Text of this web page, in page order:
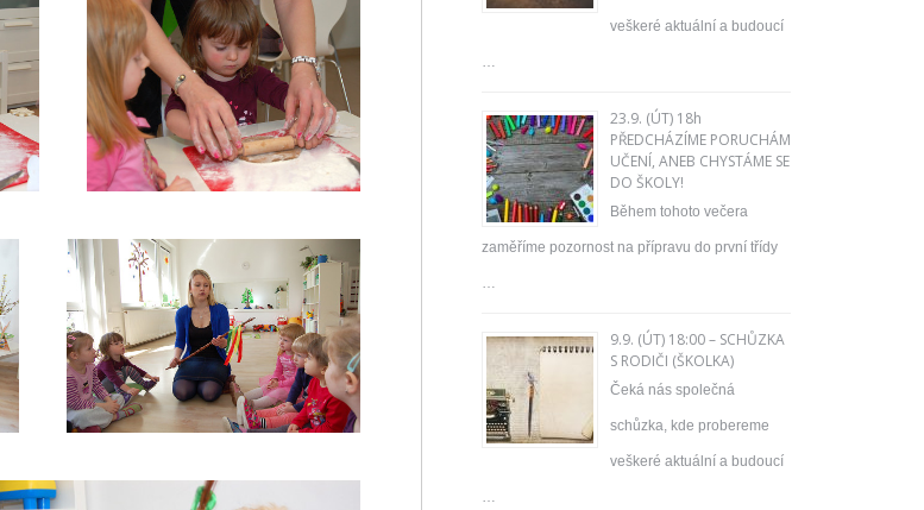
PEČENÍ-PERNÍČKŮ7
VYPRÁVĚNÍ-O-
VELIKONOCÍCH,–
ŘÍKÁNÍ-KOLEDY2
veškeré aktuální a budoucí
…
23.9. (ÚT) 18h
PŘEDCHÁZÍME PORUCHÁM
UČENÍ, ANEB CHYSTÁME SE
DO ŠKOLY!
Během tohoto večera
zaměříme pozornost na přípravu do první třídy
…
9.9. (ÚT) 18:00 – SCHŮZKA
S RODIČI (ŠKOLKA)
Čeká nás společná
schůzka, kde probereme
veškeré aktuální a budoucí
…